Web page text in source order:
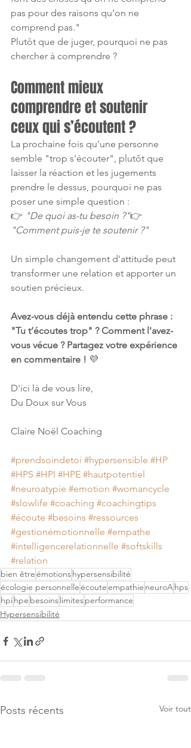
pas pour des raisons qu’on ne
comprend pas."
Plutôt que de juger, pourquoi ne pas
chercher à comprendre ?
Comment mieux
comprendre et soutenir
ceux qui s’écoutent ?
La prochaine fois qu'une personne
semble "trop s'écouter", plutôt que
laisser la réaction et les jugements
prendre le dessus, pourquoi ne pas
poser une simple question :
👉 "De quoi as-tu besoin ?"👉
"Comment puis-je te soutenir ?"
Un simple changement d'attitude peut
transformer une relation et apporter un
soutien précieux.
Avez-vous déjà entendu cette phrase :
"Tu t’écoutes trop" ? Comment l'avez-
vous vécue ? Partagez votre expérience
en commentaire ! 💜
D'ici là de vous lire,
Du Doux sur Vous
Claire Noël Coaching
#prendsoindetoi #hypersensible #HP
#HPS #HPI #HPE #hautpotentiel
#neuroatypie #emotion #womancycle
#slowlife #coaching #coachingtips
#écoute #besoins #ressources
#gestionémotionnelle #empathe
#intelligencerelationnelle #softskills
#relation
bien êtreémotionshypersensibilité
écologie personnelleécouteempathie neuroAhps
hpihpe besoinslimitesperformance
Hypersensibilité
Posts récents Voir tout